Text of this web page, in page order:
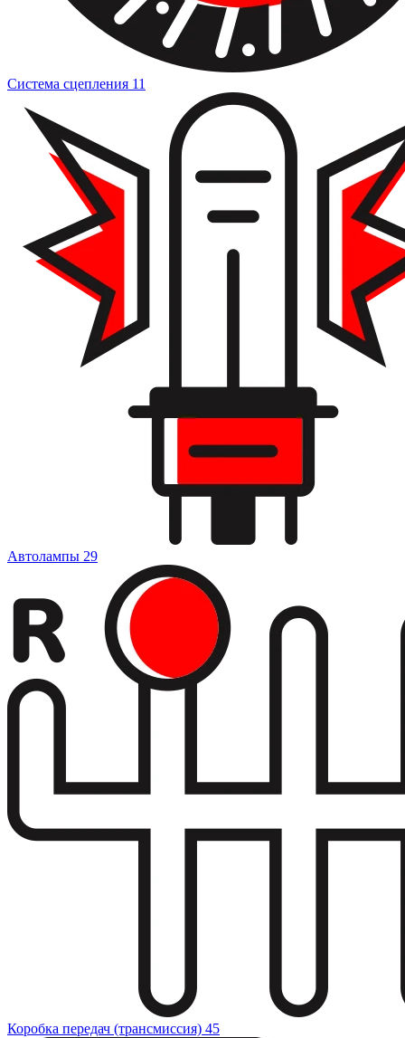
Система сцепления 11
Автолампы 29
Коробка передач (трансмиссия) 45